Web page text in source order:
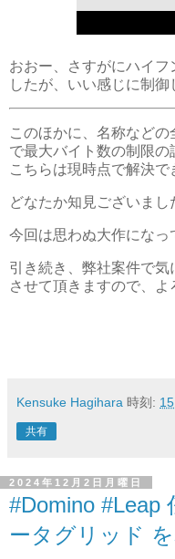
おおー、さすがにハイ
したが、いい感じに制御
このほかに、名称など
で最大バイト数の制限の
こちらは現時点で解決で
どなたか知見ございま
今回は思わぬ大作になっ
引き続き、弊社案件で
させて頂きますので、
Kensuke Hagihara 時刻:
共有
2024年12月2日月曜日
#Domino #Leap
ータグリッド